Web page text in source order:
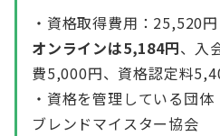
・資格取得費用：25,520
オンラインは5,184円、入
費5,000円、資格認定料
・資格を管理している団
ブレンドマイスター協会